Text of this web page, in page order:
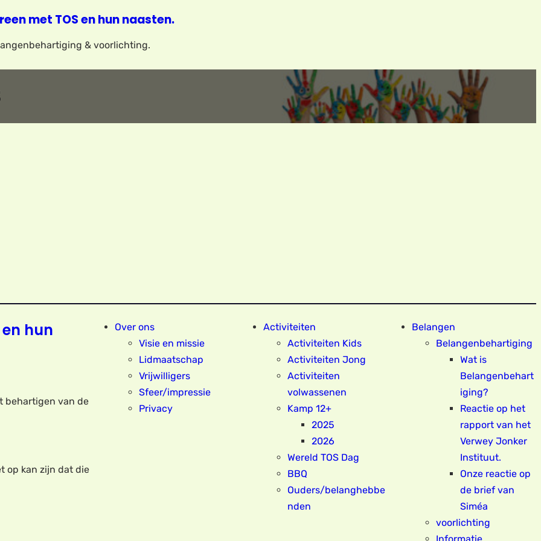
met TOS en hun naasten.
& voorlichting.
hun
behartigen van de
op kan zijn dat die
Over ons
Visie en missie
Lidmaatschap
Vrijwilligers
Sfeer/impressie
Privacy
Activiteiten
Activiteiten Kids
Activiteiten Jong
Activiteiten
volwassenen
Kamp 12+
2025
2026
Wereld TOS Dag
BBQ
Ouders/belanghebbe
nden
Belangen
Belangenbehartiging
Wat is
Belangenbehart
iging?
Reactie op het
rapport van het
Verwey Jonker
Instituut.
Onze reactie op
de brief van
Siméa
voorlichting